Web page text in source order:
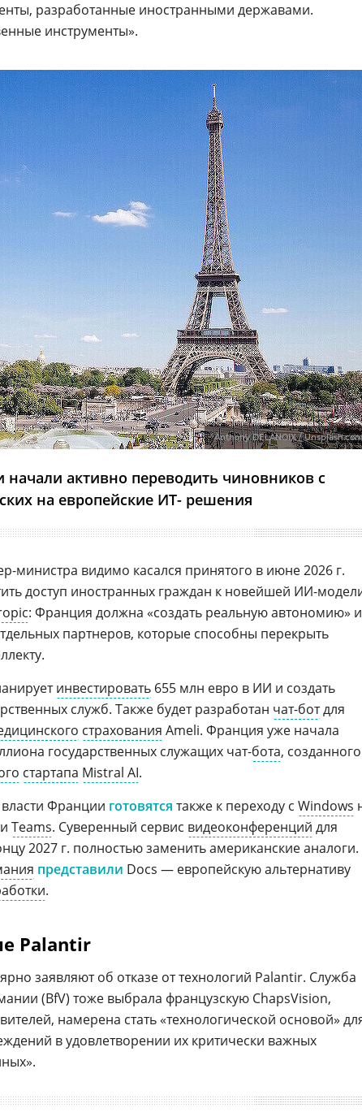
разработанные иностранными державами.
инструменты».
Anthony DELANOIX /
начали активно переводить чиновников с
на европейские ИТ- решения
министра видимо касался принятого в июне 2026 г.
доступ иностранных граждан к новейшей ИИ-
: Франция должна «создать реальную автономию» и
партнеров, которые способны перекрыть
инвестировать 655 млн евро в ИИ и создать
служб. Также будет разработан чат-ботдля
страхования Ameli. Франция уже начала
государственных служащих чат-бота, созданного
стартапа Mistral AI.
власти Франции готовятся также к переходу с Windows
Teams. Суверенный сервис видеоконференций для
2027 г. полностью заменить американские аналоги.
представили Docs — европейскую альтернативу
.
Palantir
заявляют об отказе от технологий Palantir. Служба
(BfV) тоже выбрала французскую ChapsVision,
намерена стать «технологической основой»
в удовлетворении их критически важных